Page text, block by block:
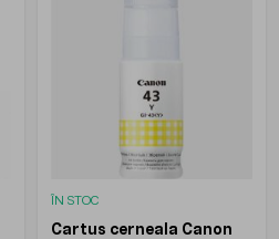
ÎN STOC
Cartus cerneala Canon